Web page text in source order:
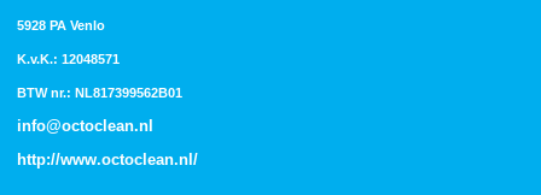
5928 PA Venlo
K.v.K.: 12048571
BTW nr.: NL817399562B01
info@octoclean.nl
http://www.octoclean.nl /